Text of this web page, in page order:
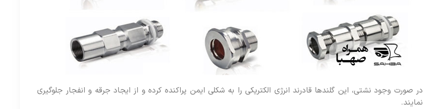
در صورت وجود نشتی، این گلندها قادرند انرژی الکتریکی را به شکلی ایمن پراکنده کرده و از ایجاد جرقه و انفجار جلوگیری
نمایند.